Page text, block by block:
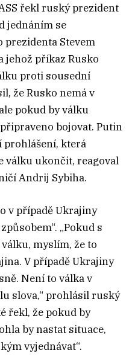
řekl ruský prezident
jednáním se
prezidenta Stevem
jehož příkaz Rusko
proti sousední
že Rusko nemá v
pokud by válku
bojovat. Putin
prohlášení, která
válku ukončit, reagoval
Andrij Sybiha.
v případě Ukrajiny
„Pokud s
myslím, že to
V případě Ukrajiny
Není to válka v
slova,“ prohlásil ruský
řekl, že pokud by
by nastat situace,
vyjednávat“.